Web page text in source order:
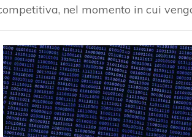
nel momento in cui